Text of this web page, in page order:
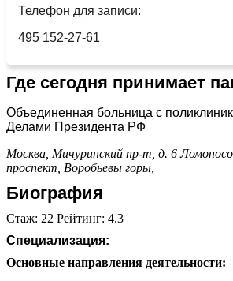
Телефон для записи:
495 152-27-61
Где сегодня принимает
Объединенная больница с
Делами Президента РФ
Москва, Мичуринский пр-т, д. 6
проспект, Воробьевы горы,
Биография
Стаж: 22 Рейтинг: 4.3
Специализация:
Основные направления деятельности: